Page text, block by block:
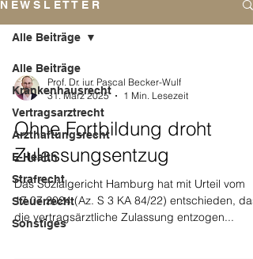
N E W S L E T T E R
Alle Beiträge
Krankenhausrecht
Vertragsarztrecht
Arzthaftungsrecht
E-Health
Strafrecht
Steuerrecht
Sonstiges
Alle Beiträge
Prof. Dr. iur. Pascal Becker-Wulf
31. März 2025
1 Min. Lesezeit
Ohne Fortbildung droht
Zulassungsentzug
Das Sozialgericht Hamburg hat mit Urteil vom
17.07.2024 (Az. S 3 KA 84/22) entschieden,
die vertragsärztliche Zulassung entzogen...